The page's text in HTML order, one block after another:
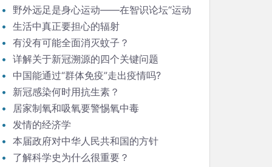
野外远足是身心运动——在智识论坛“运动
与健康”的发言
生活中真正要担心的辐射
有没有可能全面消灭蚊子？
详解关于新冠溯源的四个关键问题
中国能通过“群体免疫”走出疫情吗?
新冠感染何时用抗生素？
居家制氧和吸氧要警惕氧中毒
发情的经济学
本届政府对中华人民共和国的方针
了解科学史为什么很重要？